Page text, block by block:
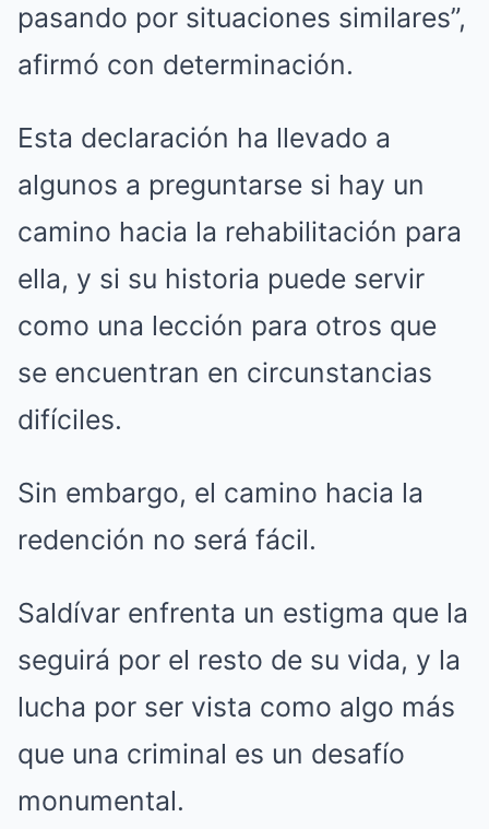
pasando por situaciones similares”,
afirmó con determinación.
Esta declaración ha llevado a
algunos a preguntarse si hay un
camino hacia la rehabilitación para
ella, y si su historia puede servir
como una lección para otros que
se encuentran en circunstancias
difíciles.
Sin embargo, el camino hacia la
redención no será fácil.
Saldívar enfrenta un estigma que la
seguirá por el resto de su vida, y la
lucha por ser vista como algo más
que una criminal es un desafío
monumental.